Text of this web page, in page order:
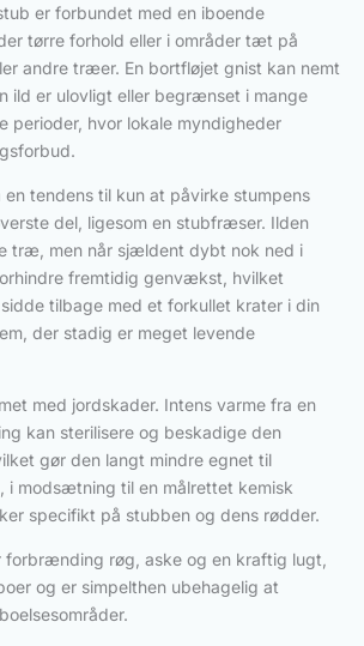
er forbundet med en iboende
tørre forhold eller i områder tæt på
andre træer. En bortfløjet gnist kan nemt
ild er ulovligt eller begrænset i mange
perioder, hvor lokale myndigheder
tendens til kun at påvirke stumpens
del, ligesom en stubfræser. Ilden
træ, men når sjældent dybt nok ned i
fremtidig genvækst, hvilket
tilbage med et forkullet krater i din
der stadig er meget levende
med jordskader. Intens varme fra en
kan sterilisere og beskadige den
gør den langt mindre egnet til
i modsætning til en målrettet kemisk
specifikt på stubben og dens rødder.
forbrænding røg, aske og en kraftig lugt,
og er simpelthen ubehagelig at